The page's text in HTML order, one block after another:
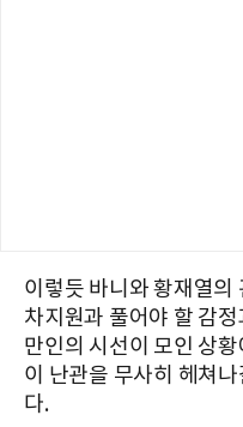
이렇듯 바니와 황재열의
차지원과 풀어야 할 감
만인의 시선이 모인 상
이 난관을 무사히 헤쳐
다.